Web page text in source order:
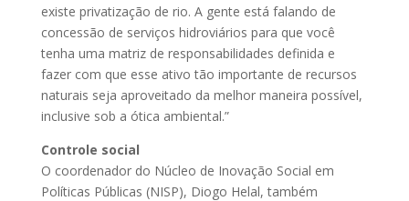
existe privatização de rio. A gente está falando de
concessão de serviços hidroviários para que você
tenha uma matriz de responsabilidades definida e
fazer com que esse ativo tão importante de recursos
naturais seja aproveitado da melhor maneira possível,
inclusive sob a ótica ambiental.”
Controle social
O coordenador do Núcleo de Inovação Social em
Políticas Públicas (NISP), Diogo Helal, também